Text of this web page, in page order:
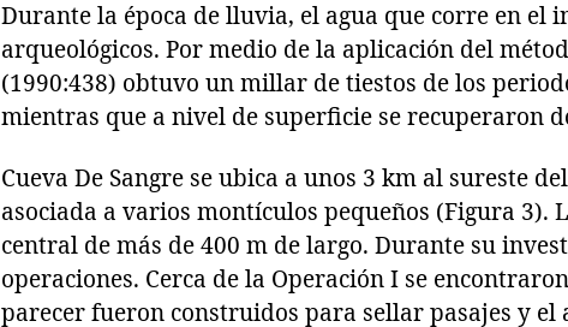
Durante la época de lluvia, el agua que corre en el
arqueológicos. Por medio de la aplicación del
(1990:438) obtuvo un millar de tiestos de los
mientras que a nivel de superficie se recuperaron
Cueva De Sangre se ubica a unos 3 km al sureste
asociada a varios montículos pequeños (Figura 3).
central de más de 400 m de largo. Durante su
operaciones. Cerca de la Operación I se
parecer fueron construidos para sellar pasajes y el